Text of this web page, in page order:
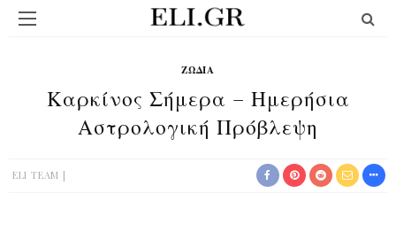
ΖΏΔΙΑ
Καρκίνος Σήμερα – Ημερήσια
Αστρολογική Πρόβλεψη
ELI TEAM